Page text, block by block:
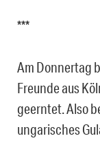
***
Am Donnertag
Freunde aus
geerntet. Also
ungarisches